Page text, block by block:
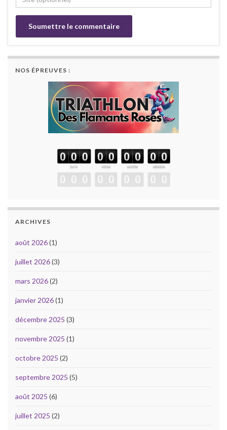
NOS ÉPREUVES :
ARCHIVES
août 2026(1)
juillet 2026(3)
mars 2026(2)
janvier 2026(1)
décembre 2025 (3)
novembre 2025 (1)
octobre 2025 (2)
septembre 2025 (5)
août 2025 (6)
juillet 2025 (2)